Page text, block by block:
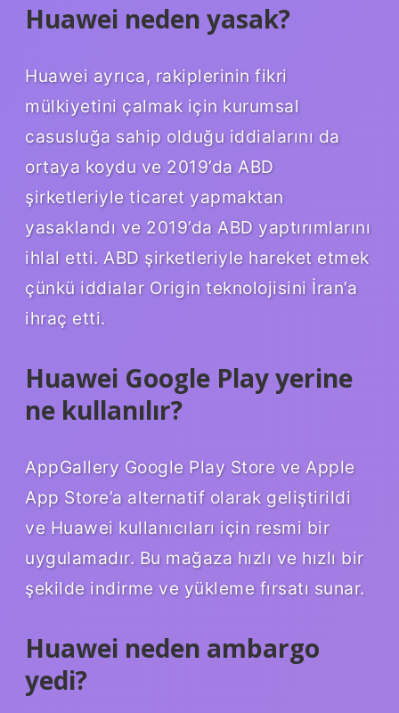
Huawei neden yasak?
Huawei ayrıca, rakiplerinin fikri
mülkiyetini çalmak için kurumsal
casusluğa sahip olduğu iddialarını da
ortaya koydu ve 2019’da ABD
şirketleriyle ticaret yapmaktan
yasaklandı ve 2019’da ABD yaptırımlarını
ihlal etti. ABD şirketleriyle hareket etmek
çünkü iddialar Origin teknolojisini İran’a
ihraç etti.
Huawei Google Play yerine
ne kullanılır?
AppGallery Google Play Store ve Apple
App Store’a alternatif olarak geliştirildi
ve Huawei kullanıcıları için resmi bir
uygulamadır. Bu mağaza hızlı ve hızlı bir
şekilde indirme ve yükleme fırsatı sunar.
Huawei neden ambargo
yedi?